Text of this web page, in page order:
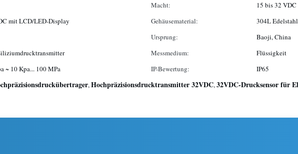
Macht:
15 bis 32 VDC
mit LCD/LED-Display Gehäusematerial:
304L Edelstahl
Ursprung:
Baoji, China
Messmedium:
Flüssigkeit
~ 10 Kpa... 100 MPa IP-Bewertung:
IP65
,Hochpräzisionsdrucktransmitter 32VDC,32VDC-Drucksensor für